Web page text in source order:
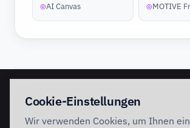
◎AI Canvas ◎MOTIVE
Discovery Workshop
Förderung
Foundation
Cookie-Einstellungen
Wir verwenden Cookies, um Ihnen